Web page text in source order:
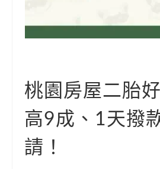
桃園房屋二胎
高9成、1天撥
請！